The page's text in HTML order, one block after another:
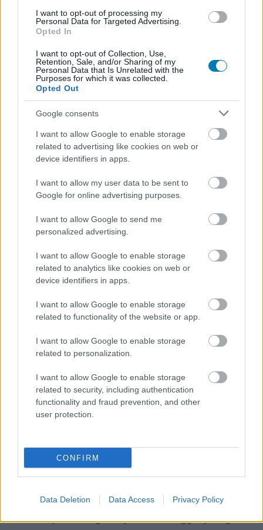
I want to opt-out of processing my
Personal Data for Targeted Advertising.
Opted In
I want to opt-out of Collection, Use,
Retention, Sale, and/or Sharing of my
Personal Data that Is Unrelated with the
Purposes for which it was collected.
Opted Out
Google consents
I want to allow Google to enable storage
related to advertising like cookies on web or
device identifiers in apps.
I want to allow my user data to be sent to
Google for online advertising purposes.
I want to allow Google to send me
personalized advertising.
I want to allow Google to enable storage
related to analytics like cookies on web or
device identifiers in apps.
I want to allow Google to enable storage
related to functionality of the website or app.
I want to allow Google to enable storage
related to personalization.
I want to allow Google to enable storage
related to security, including authentication
functionality and fraud prevention, and other
user protection.
CONFIRM
Data Deletion Data Access Privacy Policy
#sabretooth
#tyler mane
Hozzászólások
Új Vakondok-film készül a
magyar 8 bites hőskorról
támogatni a hatodik részt.
21.65%
Új résszel folytatódhat aVakondokdokumentumfilm-
sorozat, amely ezúttal a magyar személyi
fel. A Vakondok 6 nem egyszerűen régi gépekről, sárguló
billentyűkről és retrós nosztalgiáról akar mesélni, hanem
arról a korszakról, amikor mérnökök, klubosok, gyári
asszonyok és látássérült alkotók próbálták meg saját
kézzel felépíteni a digitális jövőt a vasfüggöny mögött.